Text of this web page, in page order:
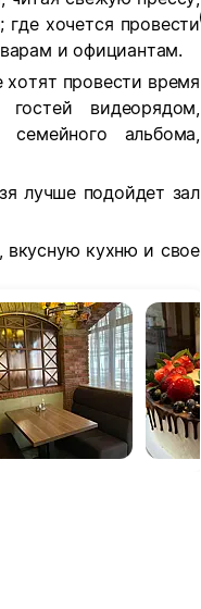
хочется провести
и официантам.
провести время
видеорядом,
альбома,
лучше подойдет зал
кухню и свое